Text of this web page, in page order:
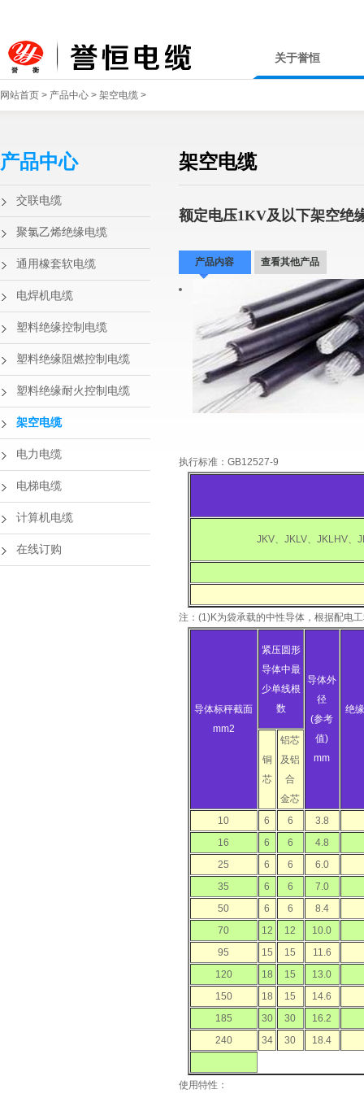
关于誉恒
网站首页 > 产品中心 > 架空电缆 >
产品中心
交联电缆
聚氯乙烯绝缘电缆
通用橡套软电缆
电焊机电缆
塑料绝缘控制电缆
塑料绝缘阻燃控制电缆
塑料绝缘耐火控制电缆
架空电缆
电力电缆
电梯电缆
计算机电缆
在线订购
架空电缆
额定电压1KV及以下架空绝
产品内容 查看其他产品
执行标准：GB12527-9
JKV、JKLV、JKLHV、
注：(1)K为袋承载的中性导体，根据配电
导体标秤截面
mm2
紧压圆形
导体中最
少单线根
数
导体外
径
(参考
值)
mm
绝
铜
芯
铝芯
及铝
合
金芯
10
6 6
3.8
16
6 6
4.8
25
6 6
6.0
35
6 6
7.0
50
6 6
8.4
70
12 12
10.0
95
15 15
11.6
120
18 15
13.0
150
18 15
14.6
185
30 30
16.2
240
34 30 18.4
使用特性：